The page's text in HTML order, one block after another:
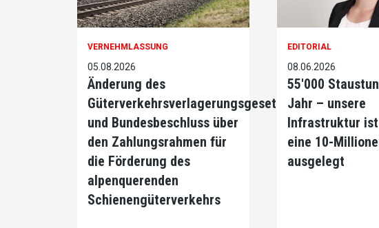
VERNEHMLASSUNG
05.08.2026
Änderung des
Güterverkehrsverlagerungsgesetzes
und Bundesbeschluss über
den Zahlungsrahmen für
die Förderung des
alpenquerenden
Schienengüterverkehrs
EDITORIAL
08.06.2026
55'000
Jahr – unsere
Infrastruktur
eine 10-
ausgelegt